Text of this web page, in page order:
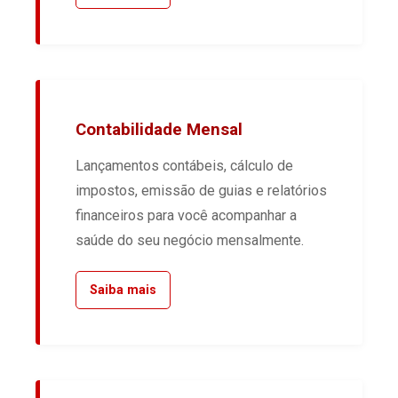
Contabilidade Mensal
Lançamentos contábeis, cálculo de
impostos, emissão de guias e relatórios
financeiros para você acompanhar a
saúde do seu negócio mensalmente.
Saiba mais